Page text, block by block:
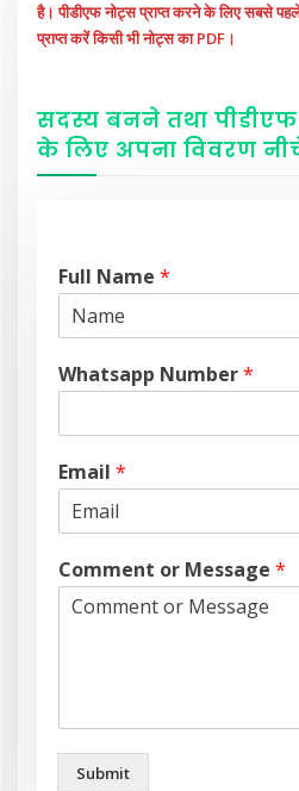
है। पीडीएफ नोट्स प्राप्त करने के लिए सबसे
प्राप्त करें किसी भी नोट्स का PDF।
सदस्य बनने तथा पीडीएफ
के लिए अपना विवरण
Full Name *
Whatsapp Number*
Email *
Comment or Message *
Submit